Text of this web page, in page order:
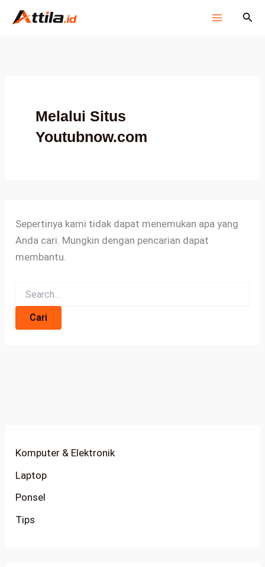
Lewati
Cari
Melalui Situs
Youtubnow.com
Sepertinya kami tidak dapat menemukan apa yang
Anda cari. Mungkin dengan pencarian dapat
membantu.
untuk:
Komputer & Elektronik
Laptop
Ponsel
Tips